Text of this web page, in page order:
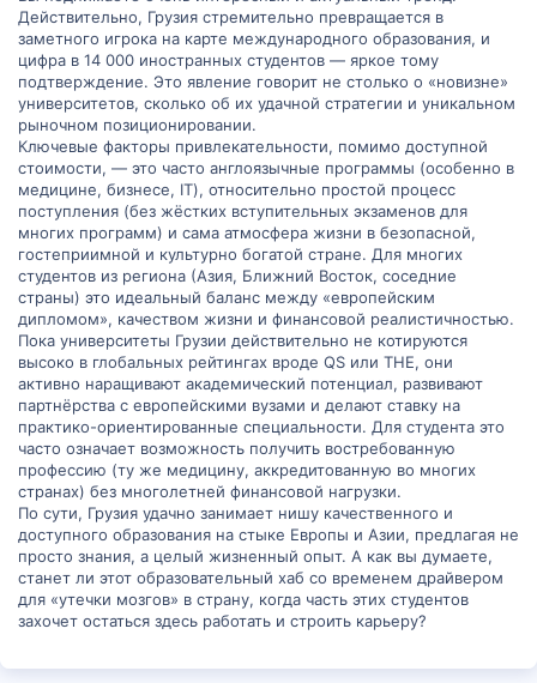
Действительно, Грузия стремительно превращается в
заметного игрока на карте международного образования, и
цифра в 14 000 иностранных студентов — яркое тому
подтверждение. Это явление говорит не столько о «новизне»
университетов, сколько об их удачной стратегии и уникальном
рыночном позиционировании.
Ключевые факторы привлекательности, помимо доступной
стоимости, — это часто англоязычные программы (особенно в
медицине, бизнесе, IT), относительно простой процесс
поступления (без жёстких вступительных экзаменов для
многих программ) и сама атмосфера жизни в безопасной,
гостеприимной и культурно богатой стране. Для многих
студентов из региона (Азия, Ближний Восток, соседние
страны) это идеальный баланс между «европейским
дипломом», качеством жизни и финансовой реалистичностью.
Пока университеты Грузии действительно не котируются
высоко в глобальных рейтингах вроде QS или THE, они
активно наращивают академический потенциал, развивают
партнёрства с европейскими вузами и делают ставку на
практико-ориентированные специальности. Для студента это
часто означает возможность получить востребованную
профессию (ту же медицину, аккредитованную во многих
странах) без многолетней финансовой нагрузки.
По сути, Грузия удачно занимает нишу качественного и
доступного образования на стыке Европы и Азии, предлагая не
просто знания, а целый жизненный опыт. А как вы думаете,
станет ли этот образовательный хаб со временем драйвером
для «утечки мозгов» в страну, когда часть этих студентов
захочет остаться здесь работать и строить карьеру?